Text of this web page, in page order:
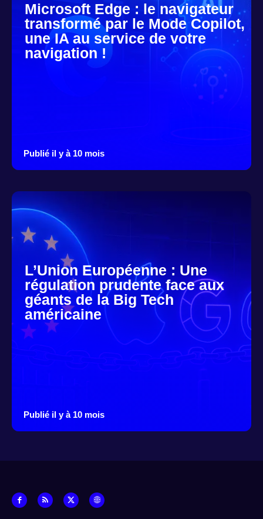
Microsoft Edge : le navigateur
transformé par le Mode Copilot,
une IA au service de votre
navigation !
Publié il y à 10 mois
L’Union Européenne : Une
régulation prudente face aux
géants de la Big Tech
américaine
Publié il y à 10 mois